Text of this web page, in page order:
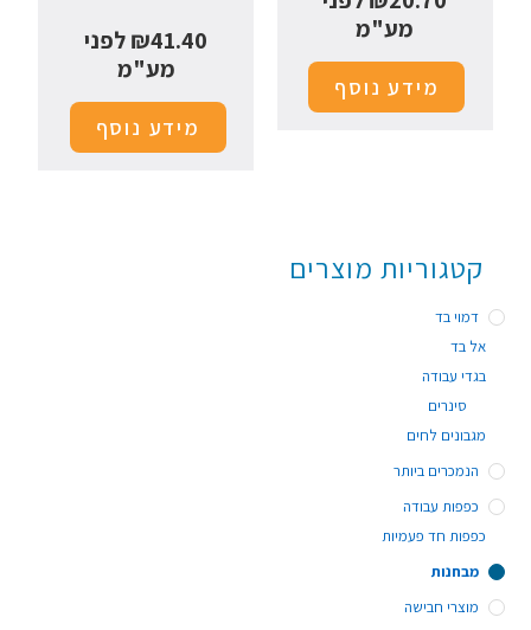
מע"מ
מידע נוסף
₪41.40
לפני
מע"מ
מידע נוסף
קטגוריות מוצרים
דמוי בד
אל בד
בגדי עבודה
סינרים
מגבונים לחים
הנמכרים ביותר
כפפות עבודה
כפפות חד פעמיות
מבחנות
מוצרי חבישה